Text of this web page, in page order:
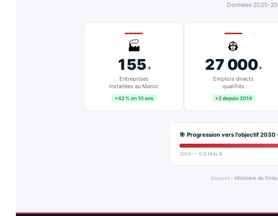
Données 2025-
🏭
155+
Entreprises
installées au Maroc
+42 % en 10 ans
👷
27 000+
Emplois directs
qualifiés
×2 depuis 2014
🎯 Progression vers l'objectif
2014 — 0,8 Mds $
Sources : Ministère de